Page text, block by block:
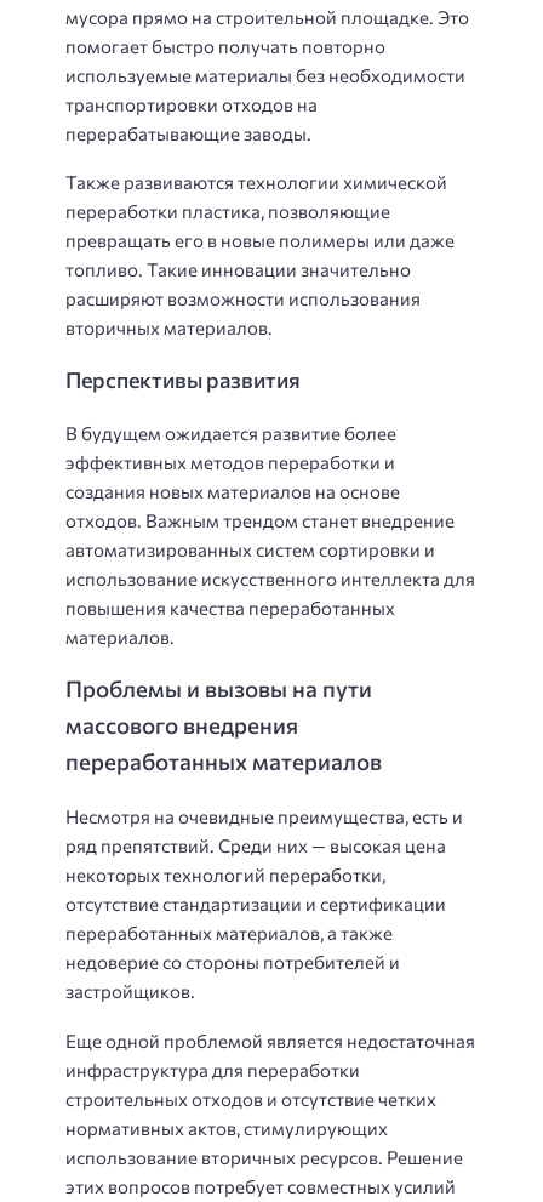
мусора прямо на строительной площадке. Это
помогает быстро получать повторно
используемые материалы без необходимости
транспортировки отходов на
перерабатывающие заводы.
Также развиваются технологии химической
переработки пластика, позволяющие
превращать его в новые полимеры или даже
топливо. Такие инновации значительно
расширяют возможности использования
вторичных материалов.
Перспективы развития
В будущем ожидается развитие более
эффективных методов переработки и
создания новых материалов на основе
отходов. Важным трендом станет внедрение
автоматизированных систем сортировки и
использование искусственного интеллекта для
повышения качества переработанных
материалов.
Проблемы и вызовы на пути
массового внедрения
переработанных материалов
Несмотря на очевидные преимущества, есть и
ряд препятствий. Среди них — высокая цена
некоторых технологий переработки,
отсутствие стандартизации и сертификации
переработанных материалов, а также
недоверие со стороны потребителей и
застройщиков.
Еще одной проблемой является недостаточная
инфраструктура для переработки
строительных отходов и отсутствие четких
нормативных актов, стимулирующих
использование вторичных ресурсов. Решение
этих вопросов потребует совместных усилий